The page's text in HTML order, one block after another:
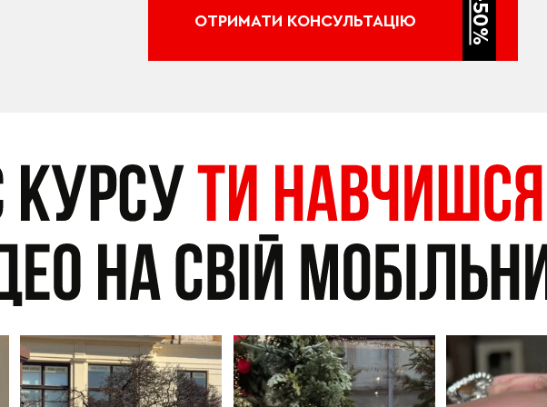
-50%
ОТРИМАТИ КОНСУЛЬТАЦІЮ